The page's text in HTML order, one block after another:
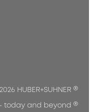
HUBER+SUHNER ®
today and beyond ®